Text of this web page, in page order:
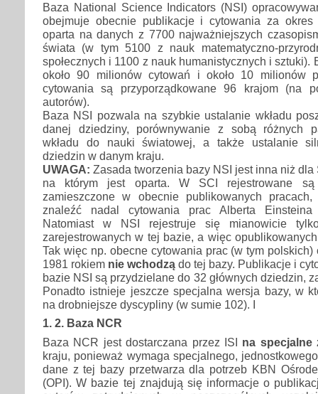
Baza National Science Indicators (NSI)
obejmuje obecnie publikacje i cytowania za okres
oparta na danych z 7700 najważniejszych
świata (w tym 5100 z nauk matematyczno-
społecznych i 1100 z nauk humanistycznych i sztuki).
około 90 milionów cytowań i około 10 milionów
cytowania są przyporządkowane 96 krajom (na
autorów).
Baza NSI pozwala na szybkie ustalanie wkładu
danej dziedziny, porównywanie z sobą różnych
wkładu do nauki światowej, a także ustalanie
dziedzin w danym kraju.
UWAGA: Zasada tworzenia bazy NSI jest inna niż
na którym jest oparta. W SCI rejestrowane są
zamieszczone w obecnie publikowanych
znaleźć nadal cytowania prac Alberta
Natomiast w NSI rejestruje się mianowicie
zarejestrowanych w tej bazie, a więc
Tak więc np. obecne cytowania prac (w tym
1981 rokiem nie wchodzą do tej bazy. Publikacje i
bazie NSI są przydzielane do 32 głównych dziedzin,
Ponadto istnieje jeszcze specjalna wersja bazy, w
na drobniejsze dyscypliny (w sumie 102). I
1. 2. Baza NCR
Baza NCR jest dostarczana przez ISI na specjalne
kraju, ponieważ wymaga specjalnego,
dane z tej bazy przetwarza dla potrzeb KBN
(OPI). W bazie tej znajdują się informacje o